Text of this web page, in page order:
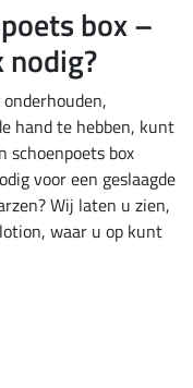
box –
hand te hebben, kunt
schoenpoets box
voor een geslaagde
Wij laten u zien,
waar u op kunt